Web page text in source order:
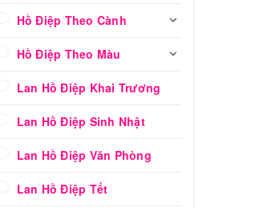
Hồ Điệp Theo Cành
Hồ Điệp Theo Màu
Lan Hồ Điệp Khai Trương
Lan Hồ Điệp Sinh Nhật
Lan Hồ Điệp Văn Phòng
Lan Hồ Điệp Tết